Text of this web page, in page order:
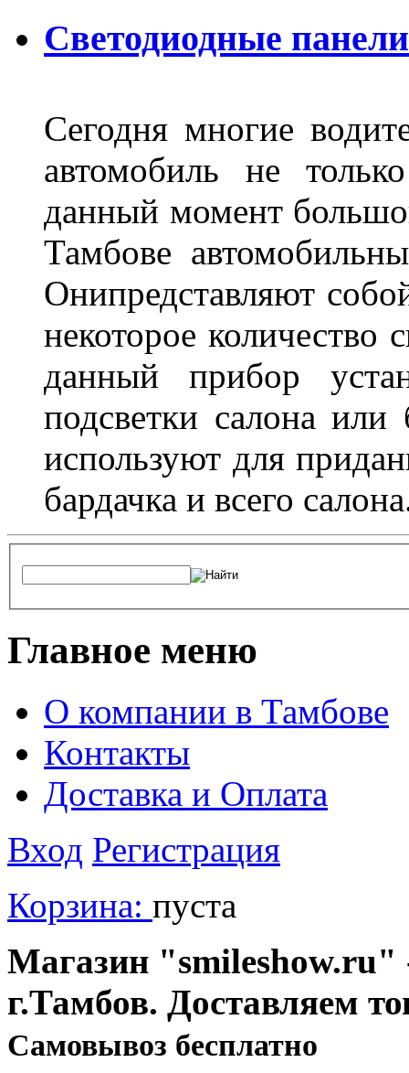
Светодиодные
Сегодня многие
автомобиль не
данный момент
Тамбове
Онипредставляют
некоторое количество
данный прибор
подсветки салона
используют для
бардачка и всего
Главное меню
О компании в Тамбове
Контакты
Доставка и Оплата
Вход Регистрация
Корзина: пуста
Магазин "smileshow.ru"
г.Тамбов. Доставляем
Cамовывоз бесплатно